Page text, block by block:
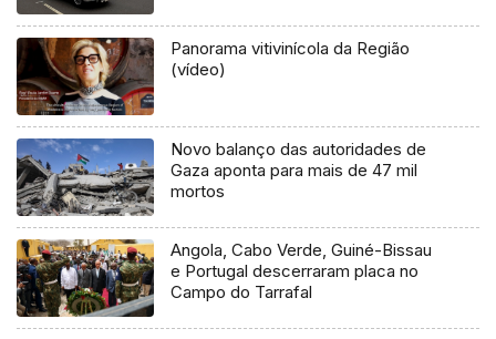
Panorama vitivinícola da Região
(vídeo)
Novo balanço das autoridades de
Gaza aponta para mais de 47 mil
mortos
Angola, Cabo Verde, Guiné-Bissau
e Portugal descerraram placa no
Campo do Tarrafal